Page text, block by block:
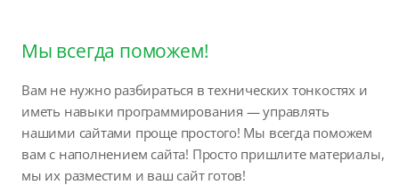
Мы всегда поможем!
Вам не нужно разбираться в технических тонкостях и
иметь навыки программирования — управлять
нашими сайтами проще простого! Мы всегда поможем
вам с наполнением сайта! Просто пришлите материалы,
мы их разместим и ваш сайт готов!